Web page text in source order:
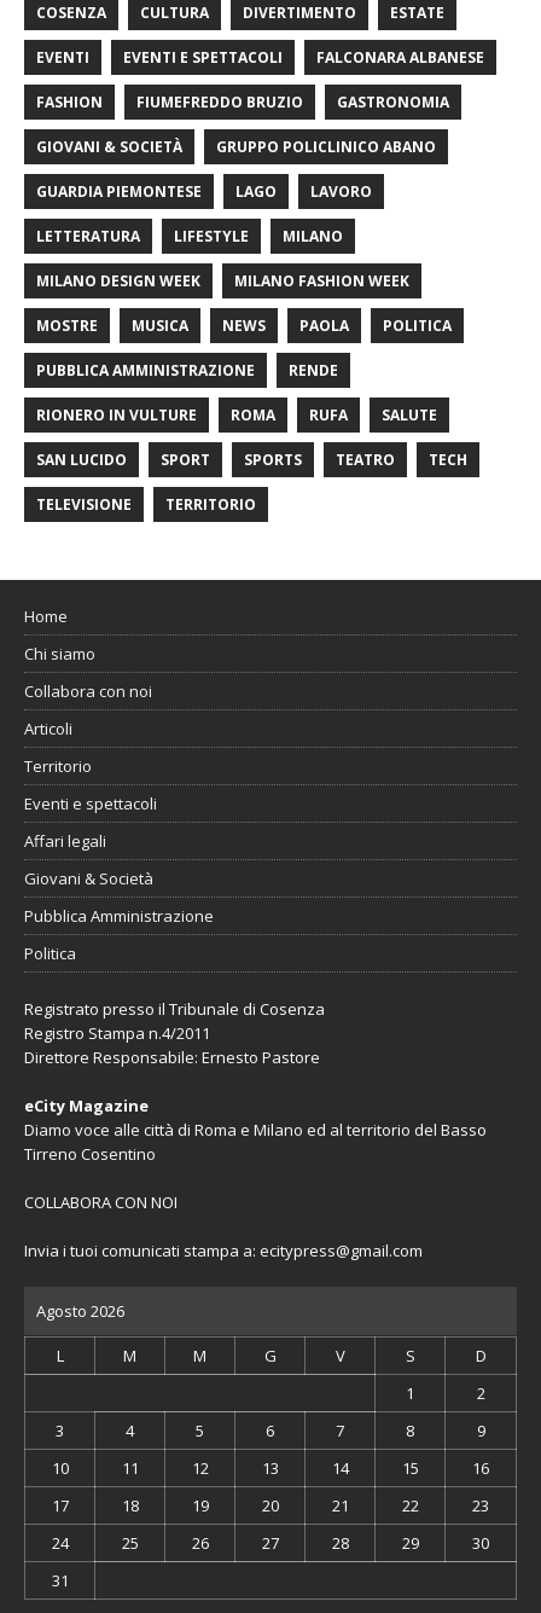
COSENZA CULTURA DIVERTIMENTO ESTATE
EVENTI EVENTI E SPETTACOLI FALCONARA ALBANESE
FASHION FIUMEFREDDO BRUZIO GASTRONOMIA
GIOVANI & SOCIETÀ GRUPPO POLICLINICO ABANO
GUARDIA PIEMONTESE LAGO LAVORO
LETTERATURA LIFESTYLE MILANO
MILANO DESIGN WEEK MILANO FASHION WEEK
MOSTRE MUSICA NEWS PAOLA POLITICA
PUBBLICA AMMINISTRAZIONE RENDE
RIONERO IN VULTURE ROMA RUFA SALUTE
SAN LUCIDO SPORT SPORTS TEATRO TECH
TELEVISIONE TERRITORIO
Home
Chi siamo
Collabora con noi
Articoli
Territorio
Eventi e spettacoli
Affari legali
Giovani & Società
Pubblica Amministrazione
Politica
Registrato presso il Tribunale di Cosenza
Registro Stampa n.4/2011
Direttore Responsabile: Ernesto Pastore
eCity Magazine
Diamo voce alle città di Roma e Milano ed al territorio del Basso
Tirreno Cosentino
COLLABORA CON NOI
Invia i tuoi comunicati stampa a: ecitypress@gmail.com
Agosto 2026
L M M G V S
D
1
2
3
4 5 6 7 8
9
10
11 12 13 14 15
16
17
18 19 20 21 22
23
24
25 26 27 28 29
30
31